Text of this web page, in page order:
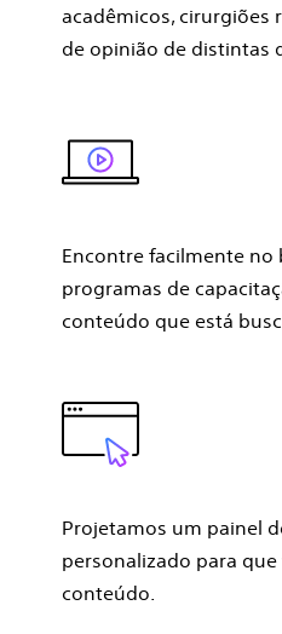
acadêmicos, cirurgiões
de opinião de distintas
Encontre facilmente no
programas de
conteúdo que está
Projetamos um painel
personalizado para
conteúdo.